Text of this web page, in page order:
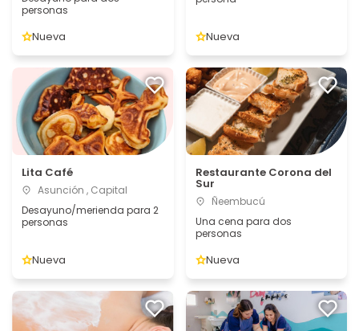
personas
Nueva Nueva
Lita Café
Asunción , Capital
Desayuno/merienda para 2
personas
Nueva
Restaurante Corona del
Sur
Ñeembucú
Una cena para dos
personas
Nueva